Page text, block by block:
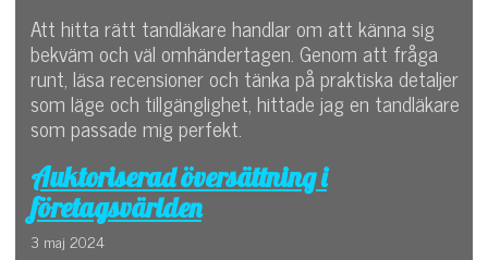
Att hitta rätt tandläkare handlar om att känna sig
bekväm och väl omhändertagen. Genom att fråga
runt, läsa recensioner och tänka på praktiska detaljer
som läge och tillgänglighet, hittade jag en tandläkare
som passade mig perfekt.
Auktoriserad översättning i
företagsvärlden
3 maj 2024